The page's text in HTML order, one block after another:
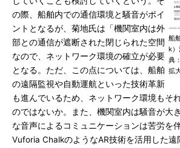
船
k）
典
拡
の際、船舶内での通信環境と騒音がポイ
ントとなるが、菊地氏は「機関室内は外
部との通信が遮断された閉じられた空間
なので、ネットワーク環境の確立が必要
となる。ただ、この点については、船舶
の遠隔監視や自動運航といった技術革新
も進んでいるため、ネットワーク環境もそ
のではないか。また、機関室内は騒音が大
な音声によるコミュニケーションは苦労を
Vuforia ChalkのようなAR技術を活用した遠